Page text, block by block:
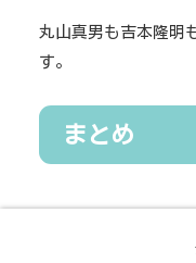
丸山真男も吉本隆明
す。
まとめ
以上が日本のナショ